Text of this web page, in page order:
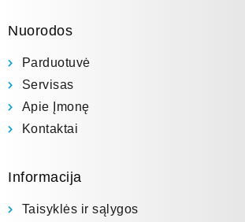
Nuorodos
Parduotuvė
Servisas
Apie Įmonę
Kontaktai
Informacija
Taisyklės ir sąlygos